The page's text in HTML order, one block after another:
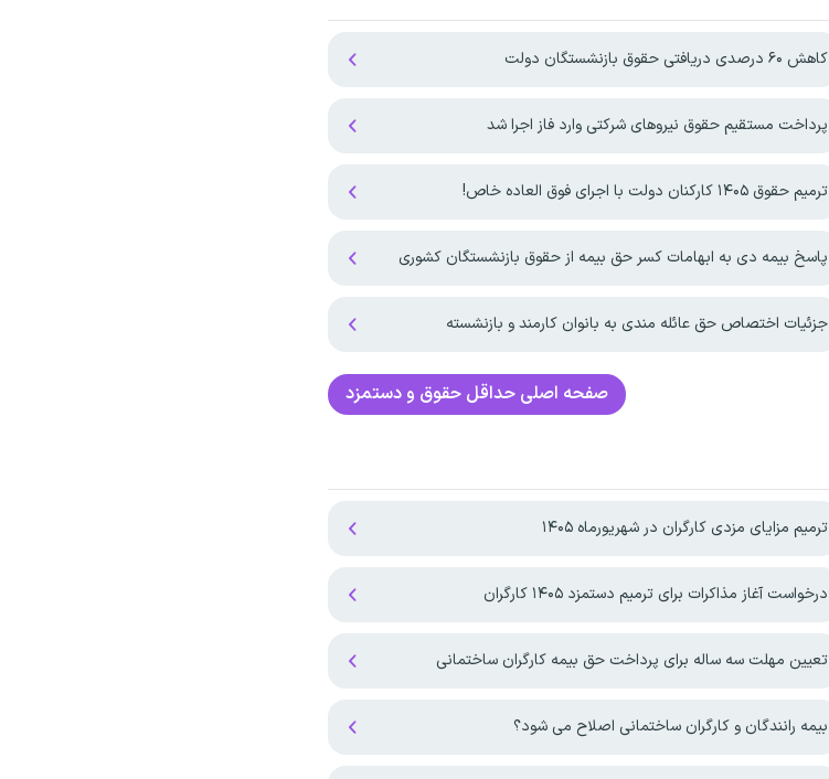
کاهش ۶۰ درصدی دریافتی حقوق بازنشستگان دولت
پرداخت مستقیم حقوق نیروهای شرکتی وارد فاز اجرا شد
ترمیم حقوق ۱۴۰۵ کارکنان دولت با اجرای فوق العاده خاص!
پاسخ بیمه دی به ابهامات کسر حق بیمه از حقوق بازنشستگان کشوری
جزئیات اختصاص حق عائله مندی به بانوان کارمند و بازنشسته
صفحه اصلیحداقل حقوق و دستمزد
ترمیم مزایای مزدی کارگران در شهریورماه ۱۴۰۵
درخواست آغاز مذاکرات برای ترمیم دستمزد ۱۴۰۵ کارگران
تعیین مهلت سه ساله برای پرداخت حق بیمه کارگران ساختمانی
بیمه رانندگان و کارگران ساختمانی اصلاح می شود؟